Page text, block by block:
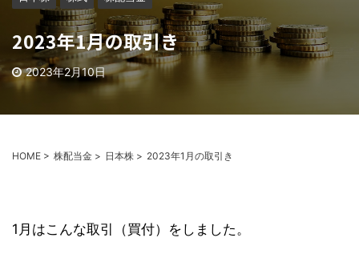
2023年1月の取引き
2023年2月10日
HOME > 株配当金 > 日本株 > 2023年1月の取引き
1月はこんな取引（買付）をしました。